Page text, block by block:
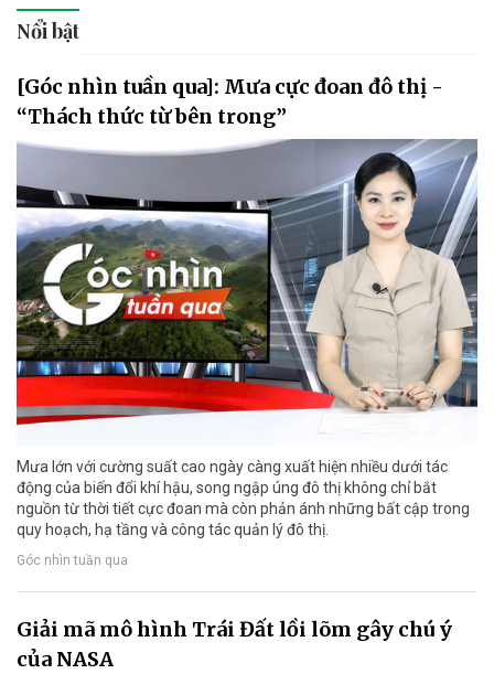
Nổi bật
[Góc nhìn tuần qua]: Mưa cực đoan đô thị -
“Thách thức từ bên trong”
Mưa lớn với cường suất cao ngày càng xuất hiện nhiều dưới tác
động của biến đổi khí hậu, song ngập úng đô thị không chỉ bắt
nguồn từ thời tiết cực đoan mà còn phản ánh những bất cập trong
quy hoạch, hạ tầng và công tác quản lý đô thị.
Góc nhìn tuần qua
Giải mã mô hình Trái Đất lồi lõm gây chú ý
của NASA